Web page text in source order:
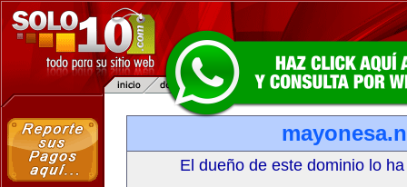
El dueño de este dominio lo